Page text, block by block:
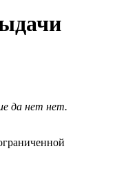
да нет нет.